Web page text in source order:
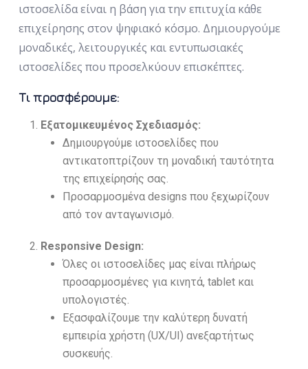
ιστοσελίδα είναι η βάση για την επιτυχία κάθε
επιχείρησης στον ψηφιακό κόσμο. Δημιουργούμε
μοναδικές, λειτουργικές και εντυπωσιακές
ιστοσελίδες που προσελκύουν επισκέπτες.
Τι προσφέρουμε:
Εξατομικευμένος Σχεδιασμός:
Δημιουργούμε ιστοσελίδες που
αντικατοπτρίζουν τη μοναδική ταυτότητα
της επιχείρησής σας.
Προσαρμοσμένα designs που ξεχωρίζουν
από τον ανταγωνισμό.
Responsive Design:
Όλες οι ιστοσελίδες μας είναι πλήρως
προσαρμοσμένες για κινητά, tablet και
υπολογιστές.
Εξασφαλίζουμε την καλύτερη δυνατή
εμπειρία χρήστη (UX/UI) ανεξαρτήτως
συσκευής.